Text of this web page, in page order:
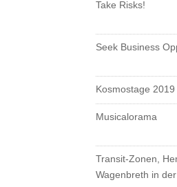
Take Risks!
Seek Business
Kosmostage 2019
Musicalorama
Transit-Zonen,
Wagenbreth in